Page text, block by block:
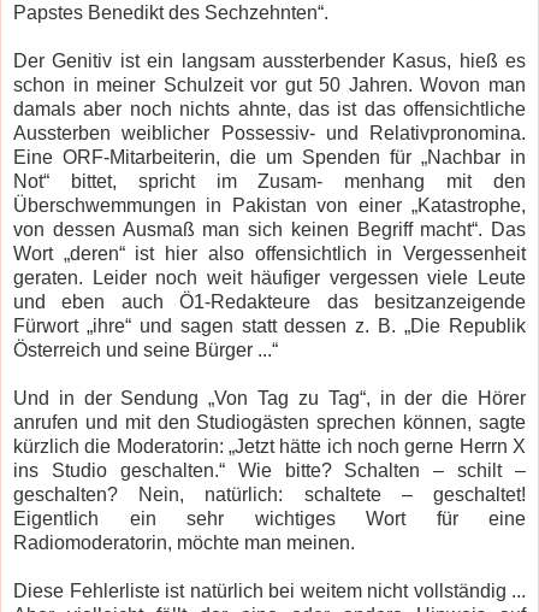
Papstes Benedikt des Sechzehnten“.
Der Genitiv ist ein langsam aussterbender Kasus, hieß es
schon in meiner Schulzeit vor gut 50 Jahren. Wovon man
damals aber noch nichts ahnte, das ist das offensichtliche
Aussterben weiblicher Possessiv- und Relativpronomina.
Eine ORF-Mitarbeiterin, die um Spenden für „Nachbar in
Not“ bittet, spricht im Zusam- menhang mit den
Überschwemmungen in Pakistan von einer „Katastrophe,
von dessen Ausmaß man sich keinen Begriff macht“. Das
Wort „deren“ ist hier also offensichtlich in Vergessenheit
geraten. Leider noch weit häufiger vergessen viele Leute
und eben auch Ö1-Redakteure das besitzanzeigende
Fürwort „ihre“ und sagen statt dessen z. B. „Die Republik
Österreich und seine Bürger ...“
Und in der Sendung „Von Tag zu Tag“, in der die Hörer
anrufen und mit den Studiogästen sprechen können, sagte
kürzlich die Moderatorin: „Jetzt hätte ich noch gerne Herrn X
ins Studio geschalten.“ Wie bitte? Schalten – schilt –
geschalten? Nein, natürlich: schaltete – geschaltet!
Eigentlich ein sehr wichtiges Wort für eine
Radiomoderatorin, möchte man meinen.
Diese Fehlerliste ist natürlich bei weitem nicht vollständig ...